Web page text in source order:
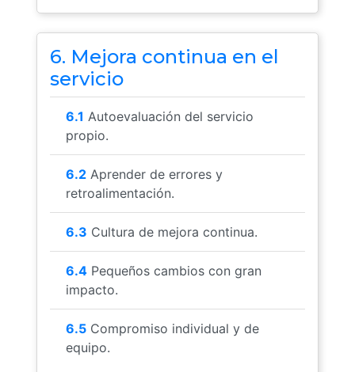
6. Mejora continua en el
servicio
6.1 Autoevaluación del servicio
propio.
6.2 Aprender de errores y
retroalimentación.
6.3 Cultura de mejora continua.
6.4 Pequeños cambios con gran
impacto.
6.5 Compromiso individual y de
equipo.